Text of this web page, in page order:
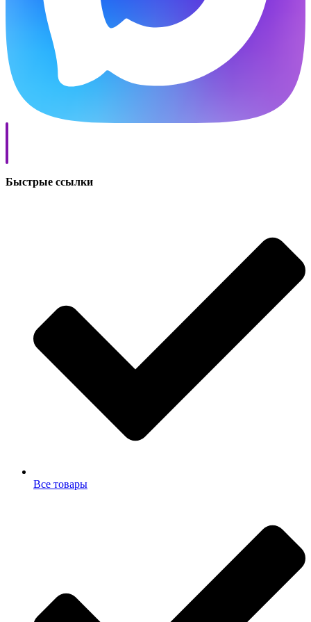
Быстрые ссылки
Все товары